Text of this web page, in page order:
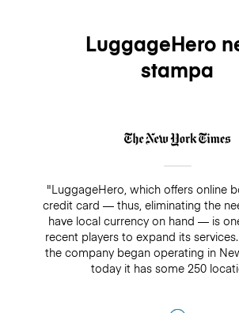
LuggageHero
stampa
"LuggageHero, which offers online
credit card — thus, eliminating the
have local currency on hand — is
recent players to expand its
the company began operating in
today it has some 250